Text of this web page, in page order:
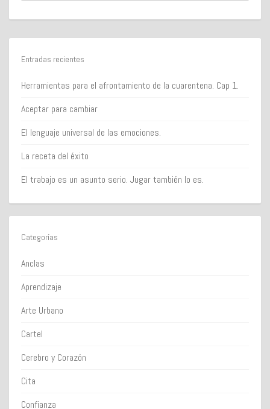
Entradas recientes
Herramientas para el afrontamiento de la cuarentena. Cap 1.
Aceptar para cambiar
El lenguaje universal de las emociones.
La receta del éxito
El trabajo es un asunto serio. Jugar también lo es.
Categorías
Anclas
Aprendizaje
Arte Urbano
Cartel
Cerebro y Corazón
Cita
Confianza